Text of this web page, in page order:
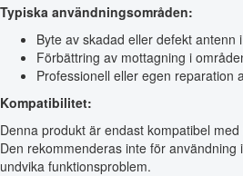
Typiska användningsområden:
Byte av skadad eller defekt antenn
Förbättring av mottagning i
Professionell eller egen reparation
Kompatibilitet:
Denna produkt är endast kompatibel
Den rekommenderas inte för
undvika funktionsproblem.